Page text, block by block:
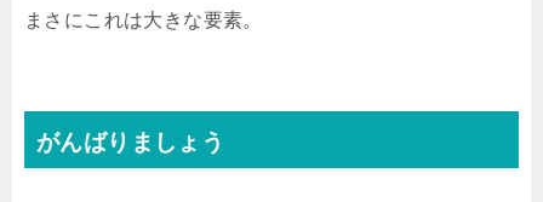
まさにこれは大きな要素。
がんばりましょう